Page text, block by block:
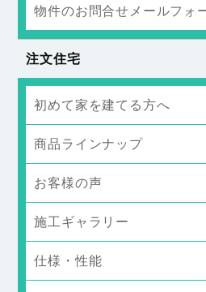
物件のお問合せメールフォ
注文住宅
初めて家を建てる方へ
商品ラインナップ
お客様の声
施工ギャラリー
仕様・性能